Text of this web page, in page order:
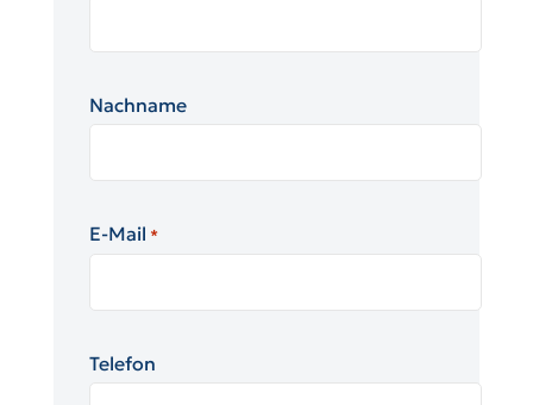
Nachname
E-Mail *
Telefon